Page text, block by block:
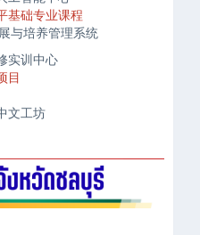
基础专业课程
与培养管理系统
实训中心
目
文工坊